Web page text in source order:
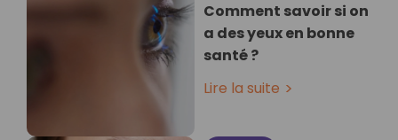
Comment savoir si on
a des yeux en bonne
santé ?
Lire la suite